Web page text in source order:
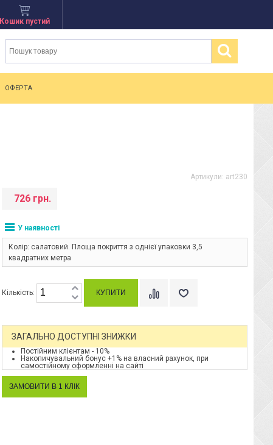
Кошик пустий
ОФЕРТА
Артикули: art230
726 грн.
У наявності
Колір: салатовий. Площа покриття з однієї упаковки 3,5
квадратних метра
Кількість:
ЗАГАЛЬНО ДОСТУПНІ ЗНИЖКИ
Постійним клієнтам - 10%
Накопичувальний бонус +1% на власний рахунок, при
самостійному оформленні на сайті